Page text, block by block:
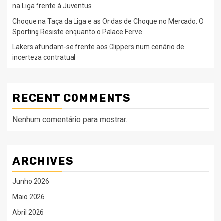
na Liga frente à Juventus
Choque na Taça da Liga e as Ondas de Choque no Mercado: O
Sporting Resiste enquanto o Palace Ferve
Lakers afundam-se frente aos Clippers num cenário de
incerteza contratual
RECENT COMMENTS
Nenhum comentário para mostrar.
ARCHIVES
Junho 2026
Maio 2026
Abril 2026